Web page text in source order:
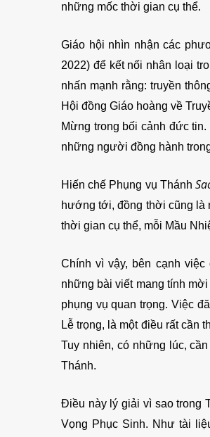
những mốc thời gian cụ thể.
Giáo hội nhìn nhận các
2022) để kết nối nhân loại
nhấn mạnh rằng: truyền
Hội đồng Giáo hoàng về
Mừng trong bối cảnh đức
những người đồng hành
Hiến chế Phụng vụ Thánh
hướng tới, đồng thời cũng là
thời gian cụ thể, mỗi Mầu
Chính vì vậy, bên cạnh
những bài viết mang tính
phụng vụ quan trọng. Việc
Lễ trọng, là một điều rất cần
Tuy nhiên, có những lúc, cần
Thánh.
Điều này lý giải vì sao trong
Vọng Phục Sinh. Như tài